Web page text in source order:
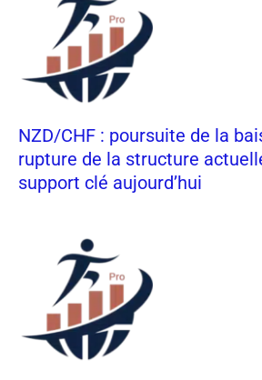
NZD/CHF : poursuite de la
rupture de la structure
support clé aujourd’hui